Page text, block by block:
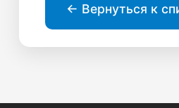
← Вернуться к